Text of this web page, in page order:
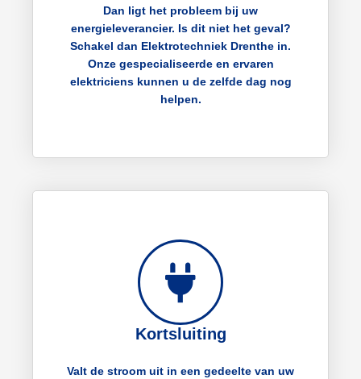
Dan ligt het probleem bij uw
energieleverancier. Is dit niet het geval?
Schakel dan Elektrotechniek Drenthe in.
Onze gespecialiseerde en ervaren
elektriciens kunnen u de zelfde dag nog
helpen.
Kortsluiting
Valt de stroom uit in een gedeelte van uw